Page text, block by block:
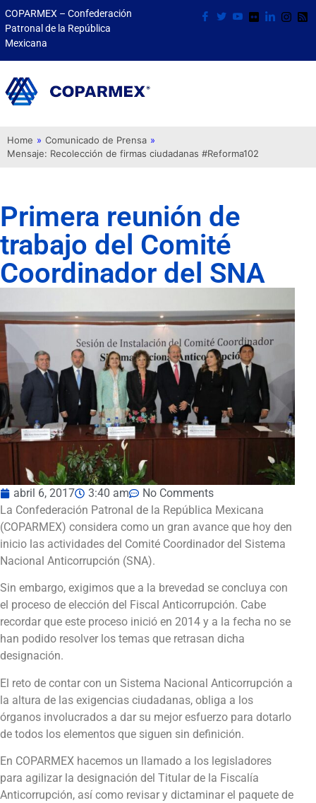
COPARMEX – Confederación
Patronal de la República
Mexicana
Home » Comunicado de Prensa »
Mensaje: Recolección de firmas ciudadanas #Reforma102
Primera reunión de
trabajo del Comité
Coordinador del SNA
abril 6, 2017 3:40 am
No Comments
La Confederación Patronal de la República Mexicana
(COPARMEX) considera como un gran avance que hoy den
inicio las actividades del Comité Coordinador del Sistema
Nacional Anticorrupción (SNA).
Sin embargo, exigimos que a la brevedad se concluya con
el proceso de elección del Fiscal Anticorrupción. Cabe
recordar que este proceso inició en 2014 y a la fecha no se
han podido resolver los temas que retrasan dicha
designación.
El reto de contar con un Sistema Nacional Anticorrupción a
la altura de las exigencias ciudadanas, obliga a los
órganos involucrados a dar su mejor esfuerzo para dotarlo
de todos los elementos que siguen sin definición.
En COPARMEX hacemos un llamado a los legisladores
para agilizar la designación del Titular de la Fiscalía
Anticorrupción, así como revisar y dictaminar el paquete de